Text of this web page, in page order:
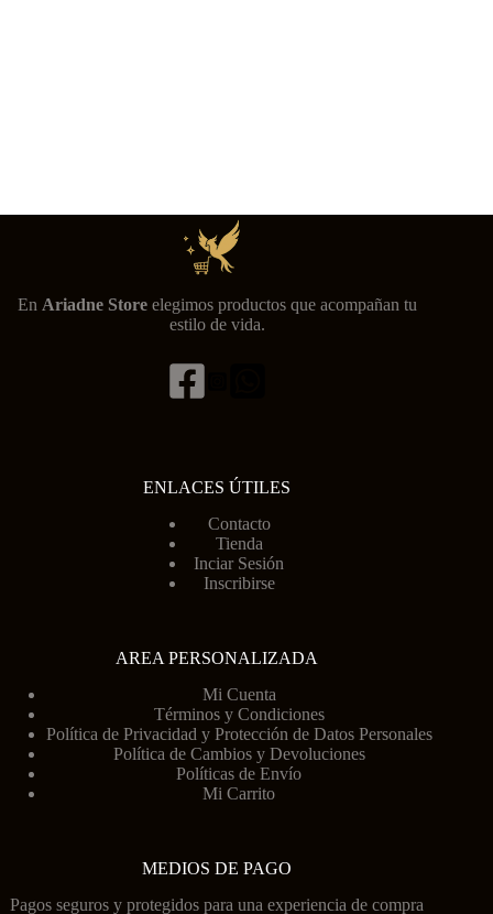
En Ariadne Store elegimos productos que acompañan tu
estilo de vida.
ENLACES ÚTILES
Contacto
Tienda
Inciar Sesión
Inscribirse
AREA PERSONALIZADA
Mi Cuenta
Términos y Condiciones
Política de Privacidad y Protección de Datos Personales
Política de Cambios y Devoluciones
Políticas de Envío
Mi Carrito
MEDIOS DE PAGO
Pagos seguros y protegidos para una experiencia de compra